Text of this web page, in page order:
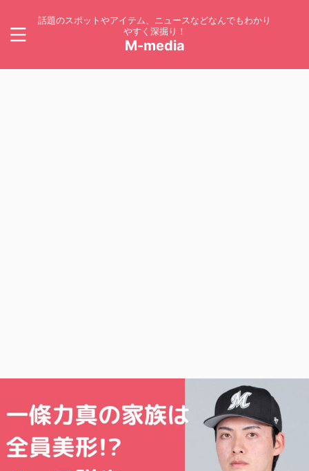
話題のスポットやアイテム、ニュースなどなんでもわかり
やすく深掘り！
M-media